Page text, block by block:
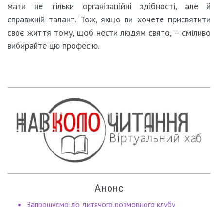
мати не тільки організаційні здібності, але й
справжній талант. Тож, якщо ви хочете присвятити
своє життя тому, щоб нести людям свято, – сміливо
вибирайте цю професію.
Анонс
Запрошуємо до дитячого розмовного клубу